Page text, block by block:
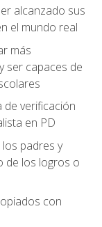
alcanzado sus
el mundo real
más
ser capaces de
verificación
en PD
padres y
de los logros o
con